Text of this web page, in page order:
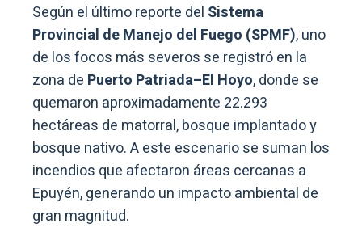
Según el último reporte del Sistema
Provincial de Manejo del Fuego (SPMF), uno
de los focos más severos se registró en la
zona de Puerto Patriada–El Hoyo, donde se
quemaron aproximadamente 22.293
hectáreas de matorral, bosque implantado y
bosque nativo. A este escenario se suman los
incendios que afectaron áreas cercanas a
Epuyén, generando un impacto ambiental de
gran magnitud.